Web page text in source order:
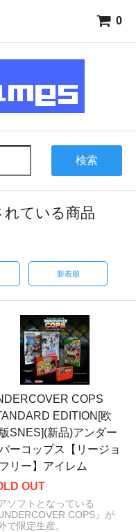
0
検索
れている商品
新着順
COPS
EDITION[欧
SNES](新品)アンダー
ーコップス【リージョ
リー】アイレム
OUT
ソフトとなっている
UNDERCOVER COPS』が
で限定生産。